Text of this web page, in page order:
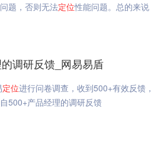
题，否则无法定位性能问题。总的来
调研反馈_网易易盾
定位进行问卷调查，收到500+有效反馈
500+产品经理的调研反馈